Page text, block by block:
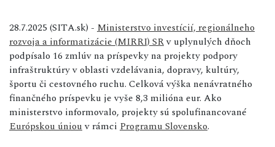
28.7.2025 (SITA.sk) - Ministerstvo investícií, regionálneho
rozvoja a informatizácie (MIRRI) SRv uplynulých dňoch
podpísalo 16 zmlúv na príspevky na projekty podpory
infraštruktúry v oblasti vzdelávania, dopravy, kultúry,
športu či cestovného ruchu. Celková výška nenávratného
finančného príspevku je vyše 8,3 milióna eur. Ako
ministerstvo informovalo, projekty sú spolufinancované
Európskou úniouv rámci Programu Slovensko.